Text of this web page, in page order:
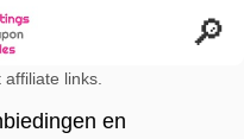
affiliate links.
en